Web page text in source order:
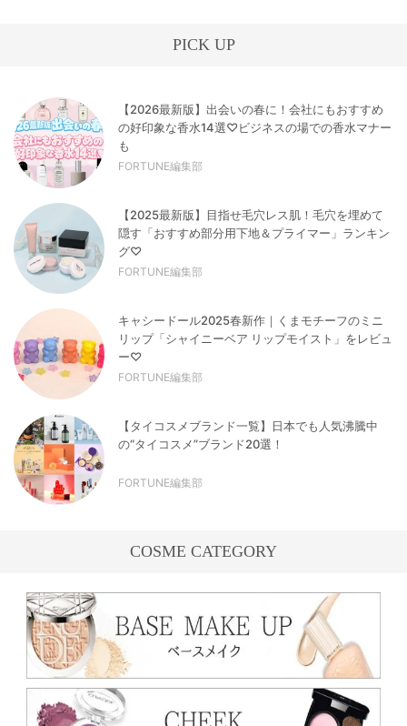
PICK UP
【2026最新版】出会いの春に！会社にもおすすめ
の好印象な香水14選♡ビジネスの場での香水マナー
も
FORTUNE編集部
【2025最新版】目指せ毛穴レス肌！毛穴を埋めて
隠す「おすすめ部分用下地＆プライマー」ランキン
グ♡
FORTUNE編集部
キャシードール2025春新作｜くまモチーフのミニ
リップ「シャイニーベア リップモイスト」をレビュ
ー♡
FORTUNE編集部
【タイコスメブランド一覧】日本でも人気沸騰中
の“タイコスメ”ブランド20選！
FORTUNE編集部
COSME CATEGORY